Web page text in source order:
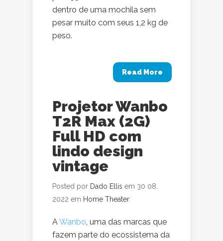
dentro de uma mochila sem
pesar muito com seus 1,2 kg de
peso.
Read More
Projetor Wanbo
T2R Max (2G)
Full HD com
lindo design
vintage
Posted por Dado Ellis em 30 08,
2022 em Home Theater
AWanbo, uma das marcas que
fazem parte do ecossistema da